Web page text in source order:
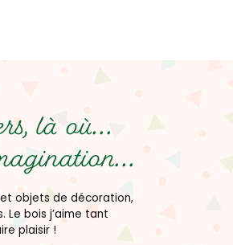
là où...
objets de décoration,
Le bois j’aime tant
plaisir !